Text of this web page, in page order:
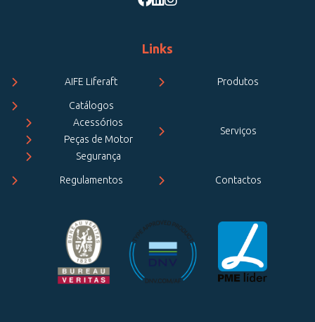
Links
AIFE Liferaft Produtos
Catálogos
Acessórios
Peças de Motor
Segurança
Serviços
Regulamentos Contactos